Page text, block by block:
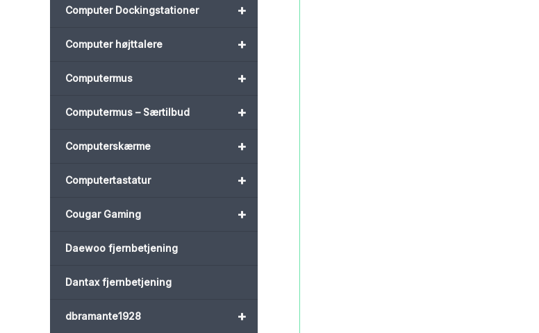
+
Computer Dockingstationer
+
Computer højttalere
+
Computermus
+
Computermus – Særtilbud
+
Computerskærme
+
Computertastatur
+
Cougar Gaming
Daewoo fjernbetjening
Dantax fjernbetjening
+
dbramante1928